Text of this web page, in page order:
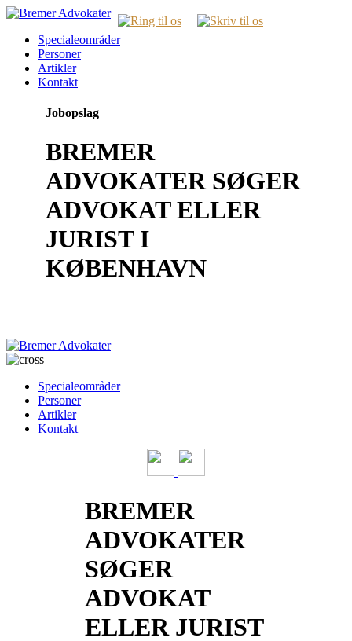
Specialeområder
Personer
Artikler
Kontakt
Jobopslag
BREMER
ADVOKATER SØGER
ADVOKAT ELLER
JURIST I
KØBENHAVN
Specialeområder
Personer
Artikler
Kontakt
BREMER
ADVOKATER
SØGER
ADVOKAT
ELLER JURIST